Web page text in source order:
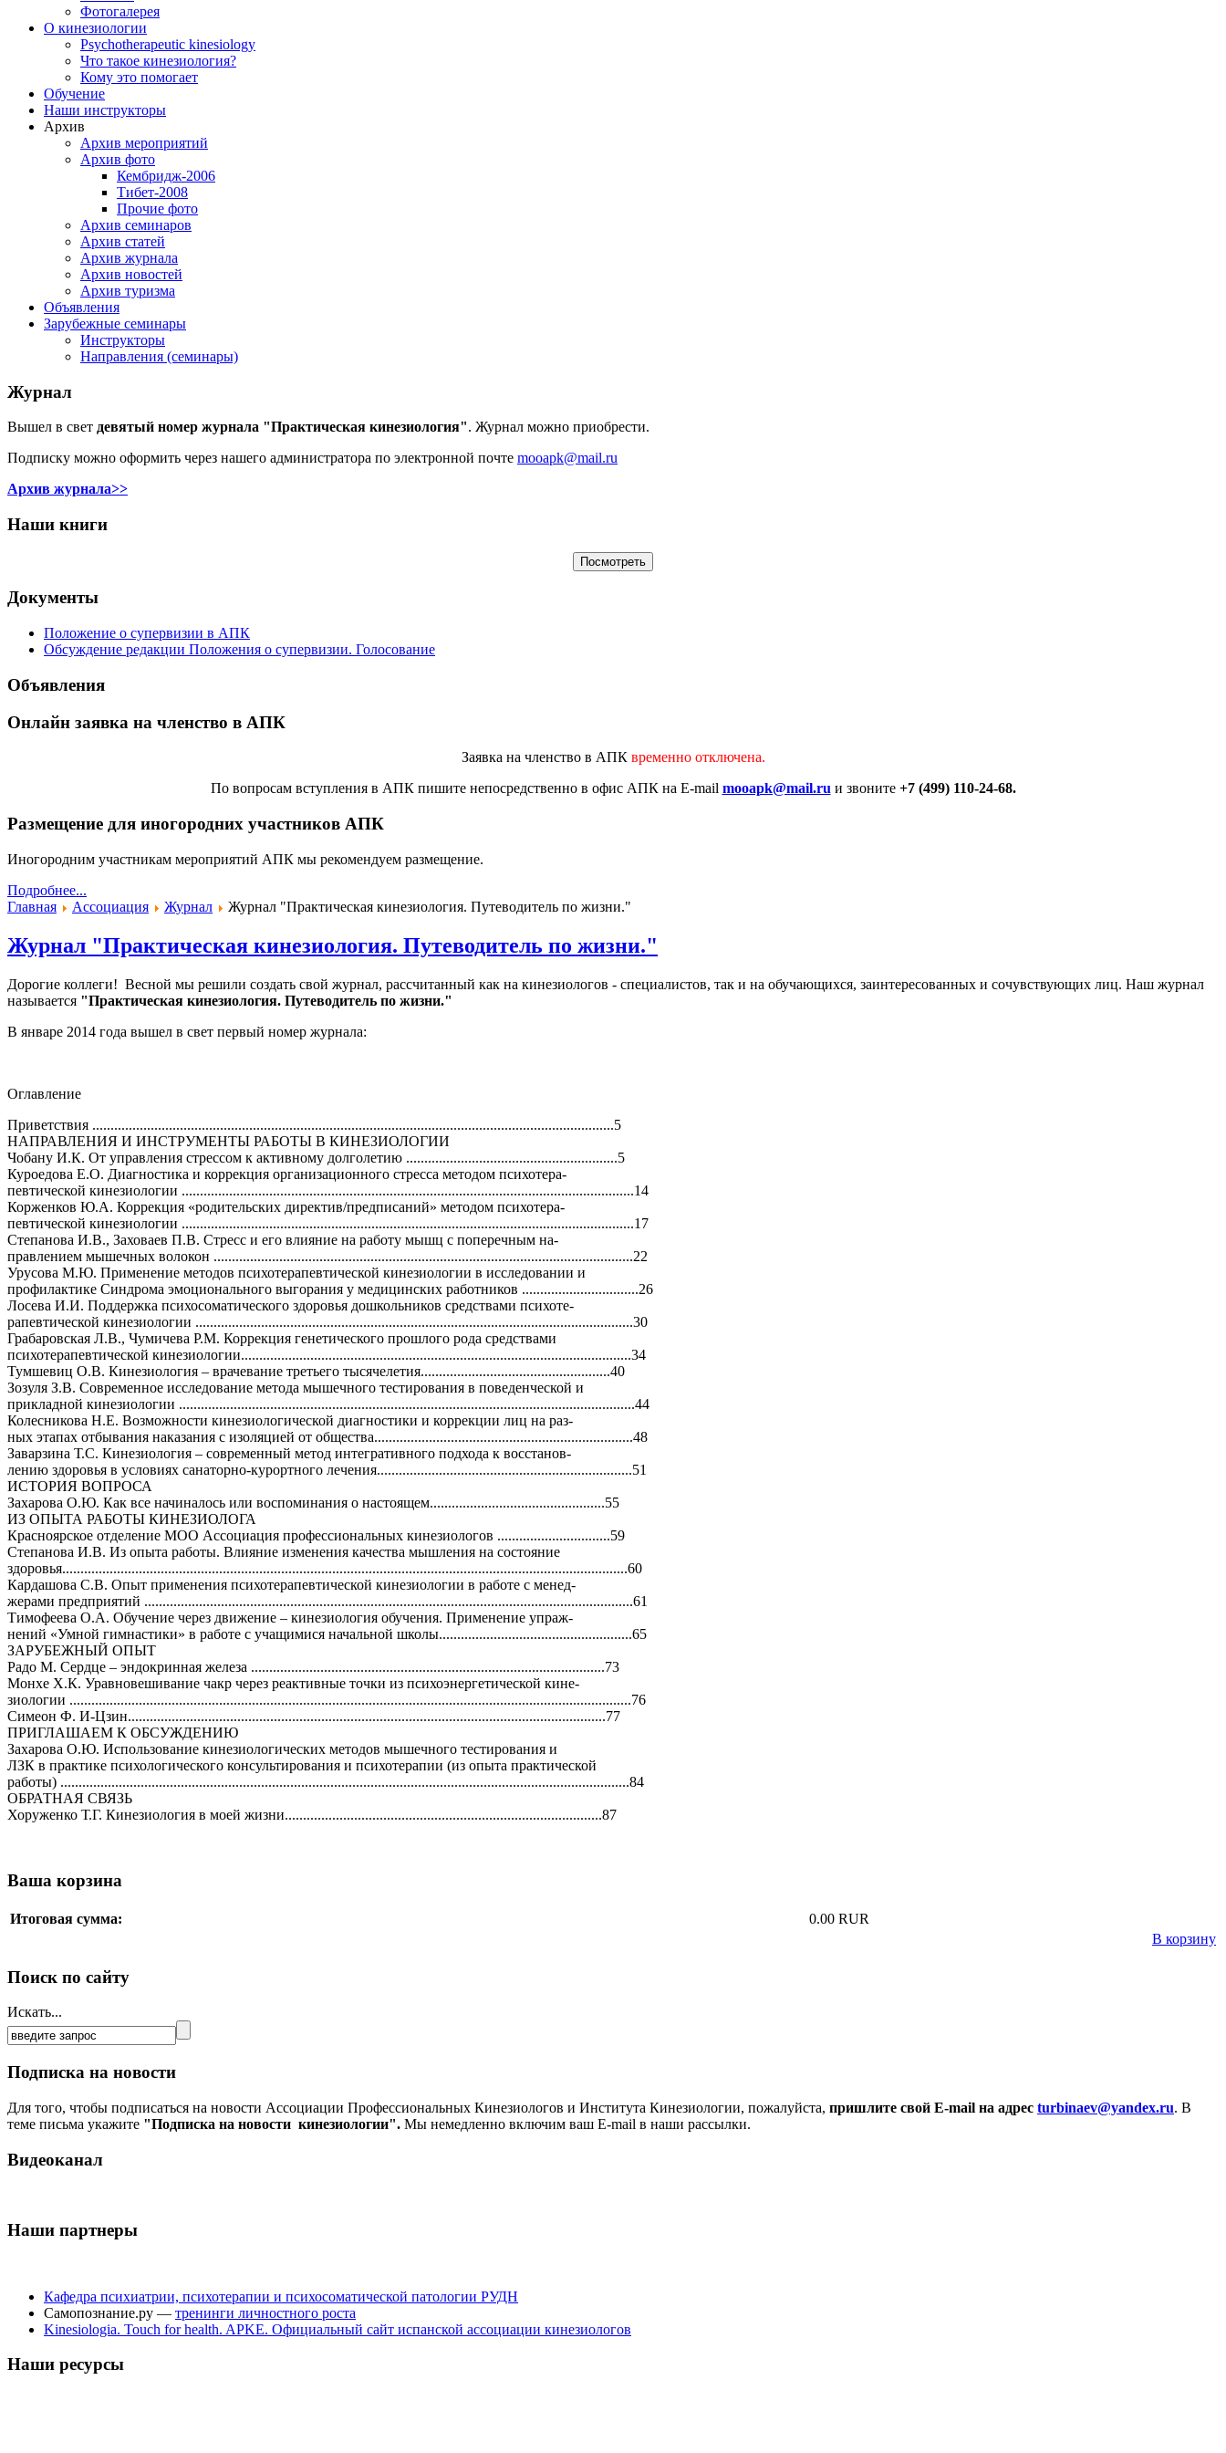
Фотогалерея
О кинезиологии
Psychotherapeutic kinesiology
Что такое кинезиология?
Кому это помогает
Обучение
Наши инструкторы
Архив
Архив мероприятий
Архив фото
Кембридж-2006
Тибет-2008
Прочие фото
Архив семинаров
Архив статей
Архив журнала
Архив новостей
Архив туризма
Объявления
Зарубежные семинары
Инструкторы
Направления (семинары)
Журнал
Вышел в свет девятый номер журнала "Практическая кинезиология". Журнал можно приобрести.
Подписку можно оформить через нашего администратора по электронной почте mooapk@mail.ru
Архив журнала>>
Наши книги
Документы
Положение о супервизии в АПК
Обсуждение редакции Положения о супервизии. Голосование
Объявления
Онлайн заявка на членство в АПК
Заявка на членство в АПК временно отключена.
По вопросам вступления в АПК пишите непосредственно в офис АПК на E-mail mooapk@mail.ru и звоните+7 (499) 110-24-68.
Размещение для иногородних участников АПК
Иногородним участникам мероприятий АПК мы рекомендуем размещение.
Подробнее...
Главная
Ассоциация Журнал Журнал "Практическая кинезиология. Путеводитель по жизни."
Журнал "Практическая кинезиология. Путеводитель по жизни."
Дорогие коллеги! Весной мы решили создать свой журнал, рассчитанный как на кинезиологов - специалистов, так и на обучающихся, заинтересованных и сочувствующих лиц. Наш журнал
называется "Практическая кинезиология. Путеводитель по жизни."
В январе 2014 года вышел в свет первый номер журнала:
Оглавление
Приветствия ...............................................................................................................................................5
НАПРАВЛЕНИЯ И ИНСТРУМЕНТЫ РАБОТЫ В КИНЕЗИОЛОГИИ
Чобану И.К. От управления стрессом к активному долголетию ..........................................................5
Куроедова Е.О. Диагностика и коррекция организационного стресса методом психотера-
певтической кинезиологии ............................................................................................................................14
Корженков Ю.А. Коррекция «родительских директив/предписаний» методом психотера-
певтической кинезиологии ............................................................................................................................1 7
Степанова И.В., Заховаев П.В. Стресс и его влияние на работу мышц с поперечным на-
правлением мышечных волокон ...................................................................................................................22
Урусова М.Ю. Применение методов психотерапевтической кинезиологии в исследовании и
профилактике Синдрома эмоционального выгорания у медицинских работников ................................26
Лосева И.И. Поддержка психосоматического здоровья дошкольников средствами психоте-
рапевтической кинезиологии ........................................................................................................................30
Грабаровская Л.В., Чумичева Р.М. Коррекция генетического прошлого рода средствами
психотерапевтической кинезиологии...........................................................................................................34
Тумшевиц О.В. Кинезиология – врачевание третьего тысячелетия....................................................40
Зозуля З.В. Современное исследование метода мышечного тестирования в поведенческой и
прикладной кинезиологии .............................................................................................................................44
Колесникова Н.Е. Возможности кинезиологической диагностики и коррекции лиц на раз-
ных этапах отбывания наказания с изоляцией от общества.......................................................................48
Заварзина Т.С. Кинезиология – современный метод интегративного подхода к восстанов-
лению здоровья в условиях санаторно-курортного лечения......................................................................51
ИСТОРИЯ ВОПРОСА
Захарова О.Ю. Как все начиналось или воспоминания о настоящем................................................55
ИЗ ОПЫТА РАБОТЫ КИНЕЗИОЛОГА
Красноярское отделение МОО Ассоциация профессиональных кинезиологов ...............................59
Степанова И.В. Из опыта работы. Влияние изменения качества мышления на состояние
здоровья...........................................................................................................................................................60
Кардашова С.В. Опыт применения психотерапевтической кинезиологии в работе с менед-
жерами предприятий ......................................................................................................................................61
Тимофеева О.А. Обучение через движение – кинезиология обучения. Применение упраж-
нений «Умной гимнастики» в работе с учащимися начальной школы.....................................................65
ЗАРУБЕЖНЫЙ ОПЫТ
Радо М. Сердце – эндокринная железа .................................................................................................73
Монхе Х.К. Уравновешивание чакр через реактивные точки из психоэнергетической кине-
зиологии ..........................................................................................................................................................76
Симеон Ф. И-Цзин...................................................................................................................................77
ПРИГЛАШАЕМ К ОБСУЖДЕНИЮ
Захарова О.Ю. Использование кинезиологических методов мышечного тестирования и
ЛЗК в практике психологического консультирования и психотерапии (из опыта практической
работы) ............................................................................................................................................................84
ОБРАТНАЯ СВЯЗЬ
Хоруженко Т.Г. Кинезиология в моей жизни.......................................................................................87
Ваша корзина
Итоговая сумма:
0.00 RUR
В корзину
Поиск по сайту
Искать...
Подписка на новости
Для того, чтобы подписаться на новости Ассоциации Профессиональных Кинезиологов и Института Кинезиологии, пожалуйста, пришлите свой E-mail на адрес turbinaev@yandex.ru. В
теме письма укажите "Подписка на новости кинезиологии". Мы немедленно включим ваш E-mail в наши рассылки.
Видеоканал
Наши партнеры
Кафедра психиатрии, психотерапии и психосоматической патологии РУДН
Самопознание.ру — тренинги личностного роста
Kinesiologia. Touch for health. APKE. Официальный сайт испанской ассоциации кинезиологов
Наши ресурсы